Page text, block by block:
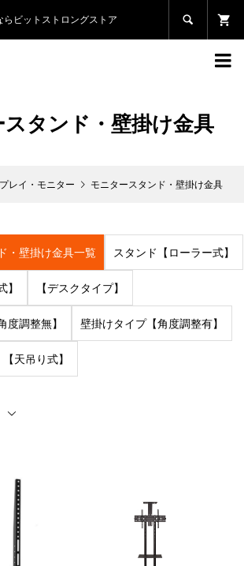
ビットストロングストア 

タンド・壁掛け金具
レイ・モニター モニタースタンド・壁掛け金具
・壁掛け金具一覧 スタンド【ローラー式】
】 【デスクタイプ】
度調整無】 壁掛けタイプ【角度調整有】
【天吊り式】